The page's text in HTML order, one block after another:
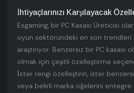
İhtiyaçlarınızı Karşılayacak
Esgaming, bir PC Kasası Üreticisi
oyun sektöründeki en son trendleri
araştırıyor. Benzersiz bir PC kasası
olmak için çeşitli özelleştirme
İster rengi özelleştirin, ister
veya belirli marka öğelerini entegre